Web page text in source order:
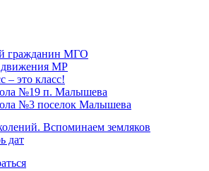
гражданин МГО
МР
– это класс!
№19 п. Малышева
№3 поселок Малышева
Вспоминаем земляков
дат